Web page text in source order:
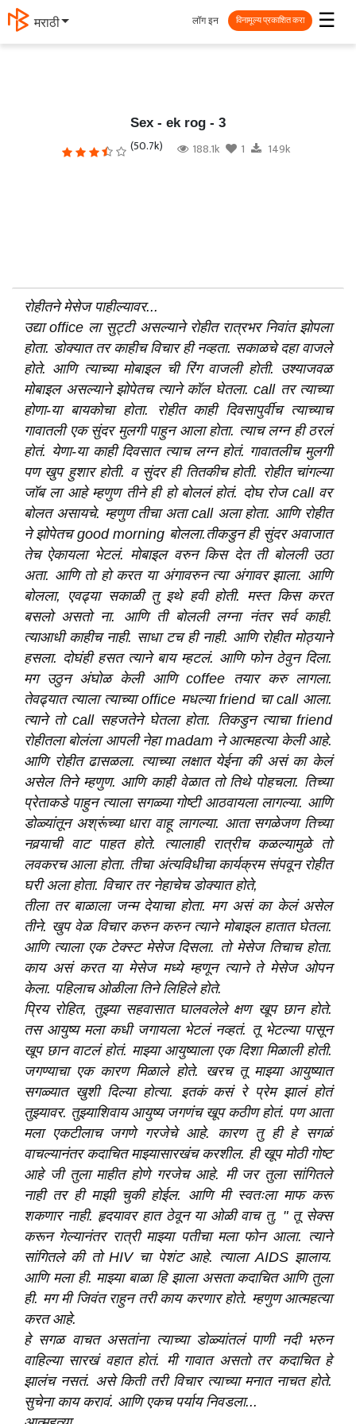
मराठी ☰
लॉग इन विनामूल्य प्रकाशित करा
Sex - ek rog - 3
(50.7k) 188.1k 1 149k
रोहीतने मेसेज पाहील्यावर...
उद्या office ला सुट्टी असल्याने रोहीत रात्रभर निवांत झोपला
होता. डोक्यात तर काहीच विचार ही नव्हता. सकाळचे दहा वाजले
होते. आणि त्याच्या मोबाइल ची रिंग वाजली होती. उश्याजवळ
मोबाइल असल्याने झोपेतच त्याने कॉल घेतला. call तर त्याच्या
होणा-या बायकोचा होता. रोहीत काही दिवसापुर्वीच त्याच्याच
गावातली एक सुंदर मुलगी पाहुन आला होता. त्याच लग्न ही ठरलं
होतं. येणा-या काही दिवसात त्याच लग्न होतं. गावातलीच मुलगी
पण खुप हुशार होती. व सुंदर ही तितकीच होती. रोहीत चांगल्या
जॉब ला आहे म्हणुण तीने ही हो बोललं होतं. दोघ रोज call वर
बोलत असायचे. म्हणुण तीचा अता call अला होता. आणि रोहीत
ने झोपेतच good morning बोलला.तीकडुन ही सुंदर अवाजात
तेच ऐकायला भेटलं. मोबाइल वरुन किस देत ती बोलली उठा
अता. आणि तो हो करत या अंगावरुन त्या अंगावर झाला. आणि
बोलला, एवढ्या सकाळी तु इथे हवी होती. मस्त किस करत
बसलो असतो ना. आणि ती बोलली लग्ना नंतर सर्व काही.
त्याआधी काहीच नाही. साधा टच ही नाही. आणि रोहीत मोठ्याने
हसला. दोघंही हसत त्याने बाय म्हटलं. आणि फोन ठेवुन दिला.
मग उठुन अंघोळ केली आणि coffee तयार करु लागला.
तेवढ्यात त्याला त्याच्या office मधल्या friend चा call आला.
त्याने तो call सहजतेने घेतला होता. तिकडुन त्याचा friend
रोहीतला बोलंला आपली नेहा madam ने आत्महत्या केली आहे.
आणि रोहीत ढासळला. त्याच्या लक्षात येईना की असं का केलं
असेल तिने म्हणुण. आणि काही वेळात तो तिथे पोहचला. तिच्या
प्रेताकडे पाहुन त्याला सगळ्या गोष्टी आठवायला लागल्या. आणि
डोळ्यांतून अश्रूंच्या धारा वाहू लागल्या. आता सगळेजण तिच्या
नवर्‍याची वाट पाहत होते. त्यालाही रात्रीच कळल्यामुळे तो
लवकरच आला होता. तीचा अंत्यविधीचा कार्यक्रम संपवून रोहीत
घरी अला होता. विचार तर नेहाचेच डोक्यात होते,
तीला तर बाळाला जन्म देयाचा होता. मग असं का केलं असेल
तीने. खुप वेळ विचार करुन करुन त्याने मोबाइल हातात घेतला.
आणि त्याला एक टेक्स्ट मेसेज दिसला. तो मेसेज तिचाच होता.
काय असं करत या मेसेज मध्ये म्हणून त्याने ते मेसेज ओपन
केला. पहिलाच ओळीला तिने लिहिले होते.
प्रिय रोहित, तुझ्या सहवासात घालवलेले क्षण खूप छान होते.
तस आयुष्य मला कधी जगायला भेटलं नव्हतं. तू भेटल्या पासून
खूप छान वाटलं होतं. माझ्या आयुष्याला एक दिशा मिळाली होती.
जगण्याचा एक कारण मिळाले होते. खरच तू माझ्या आयुष्यात
सगळ्यात खुशी दिल्या होत्या. इतकं कसं रे प्रेम झालं होतं
तुझ्यावर. तुझ्याशिवाय आयुष्य जगणंच खूप कठीण होतं. पण आता
मला एकटीलाच जगणे गरजेचे आहे. कारण तु ही हे सगळं
वाचल्यानंतर कदाचित माझ्यासारखंच करशील. ही खूप मोठी गोष्ट
आहे जी तुला माहीत होणे गरजेच आहे. मी जर तुला सांगितले
नाही तर ही माझी चुकी होईल. आणि मी स्वतःला माफ करू
शकणार नाही. हृदयावर हात ठेवून या ओळी वाच तु. " तू सेक्स
करून गेल्यानंतर रात्री माझ्या पतीचा मला फोन आला. त्याने
सांगितले की तो HIV चा पेशंट आहे. त्याला AIDS झालाय.
आणि मला ही. माझ्या बाळा हि झाला असता कदाचित आणि तुला
ही. मग मी जिवंत राहुन तरी काय करणार होते. म्हणुण आत्महत्या
करत आहे.
हे सगळ वाचत असतांना त्याच्या डोळ्यांतलं पाणी नदी भरुन
वाहिल्या सारखं वहात होतं. मी गावात असतो तर कदाचित हे
झालंच नसतं. असे किती तरी विचार त्याच्या मनात नाचत होते.
सुचेना काय करावं. आणि एकच पर्याय निवडला...